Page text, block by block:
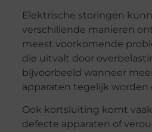
Elektrische storingen
verschillende manieren
meest voorkomende
die uitvalt door
bijvoorbeeld wanneer
apparaten tegelijk worden
Ook kortsluiting komt
defecte apparaten of